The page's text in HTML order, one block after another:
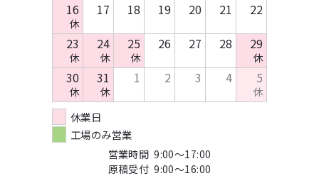
16
休
17 18 19 20 21
22
23
休
24
休
25
休
26 27 28 29
休
30
休
31
休
1 2 3 4 5
休
休業日
工場のみ営業
営業時間 9:00～17:00
原稿受付 9:00～16:00